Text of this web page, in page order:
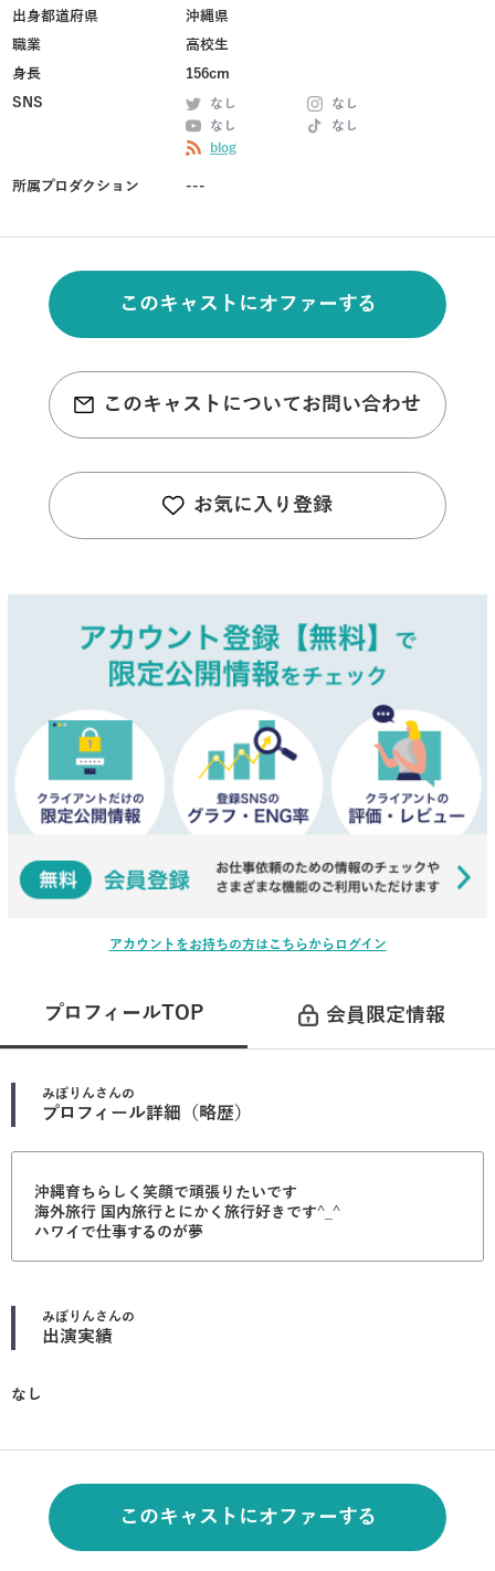
出身都道府県
沖縄県
職業
高校生
身長
156cm
SNS
なし
なし
なし
なし
blog
所属プロダクション ---
このキャストにオファーする
このキャストについてお問い合わせ
お気に入り登録
アカウントをお持ちの方はこちらからログイン
プロフィールTOP 会員限定情報
みぽりん さんの
プロフィール詳細（略歴）
沖縄育ちらしく笑顔で頑張りたいです
海外旅行 国内旅行とにかく旅行好きです^_^
ハワイで仕事するのが夢
みぽりん さんの
出演実績
なし
このキャストにオファーする